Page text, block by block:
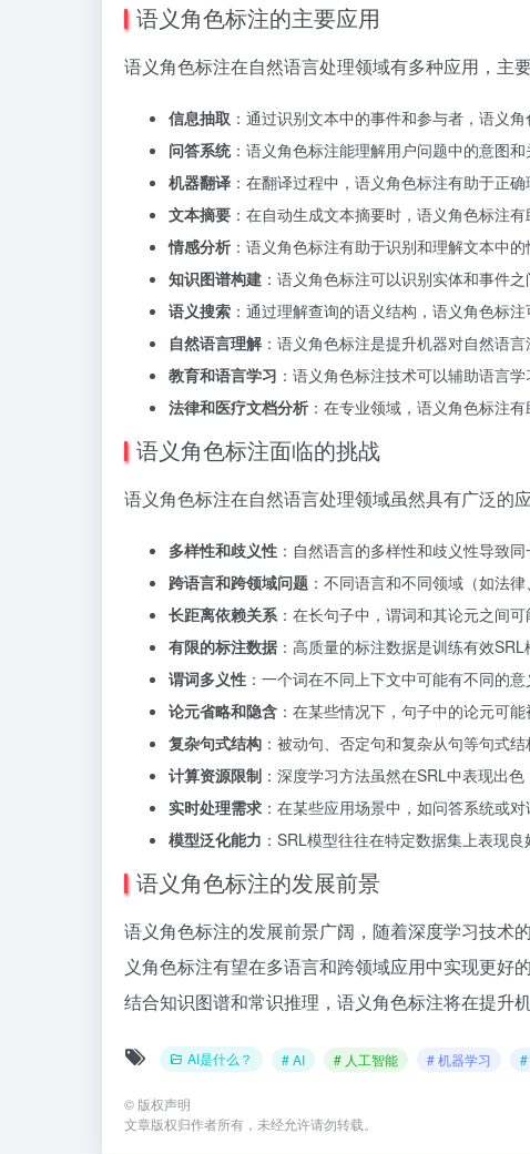
语义角色标注的主要应用
语义角色标注在自然语言处理领域有多种应用，主
信息抽取 ：通过识别文本中的事件和参与者，语义
问答系统：语义角色标注能理解用户问题中的意图和
机器翻译 ：在翻译过程中，语义角色标注有助于正
文本摘要 ：在自动生成文本摘要时，语义角色标注
情感分析 ：语义角色标注有助于识别和理解文本中
知识图谱构建 ：语义角色标注可以识别实体和事件
语义搜索 ：通过理解查询的语义结构，语义角色标
自然语言理解：语义角色标注是提升机器对自然语
教育和语言学习 ：语义角色标注技术可以辅助语言学
法律和医疗文档分析 ：在专业领域，语义角色标注
语义角色标注面临的挑战
语义角色标注在自然语言处理领域虽然具有广泛的
多样性和歧义性 ：自然语言的多样性和歧义性导致
跨语言和跨领域问题 ：不同语言和不同领域（如法
长距离依赖关系：在长句子中，谓词和其论元之间
有限的标注数据 ：高质量的标注数据是训练有效
谓词多义性 ：一个词在不同上下文中可能有不同的
论元省略和隐含 ：在某些情况下，句子中的论元可
复杂句式结构 ：被动句、否定句和复杂从句等句式结
计算资源限制 ：深度学习方法虽然在SRL中表现出
实时处理需求 ：在某些应用场景中，如问答系统或
模型泛化能力 ：SRL模型往往在特定数据集上表现
语义角色标注的发展前景
语义角色标注的发展前景广阔，随着深度学习技术
义角色标注有望在多语言和跨领域应用中实现更好
结合知识图谱和常识推理，语义角色标注将在提升
AI是什么？ # AI # 人工智能 # 机器学习
© 版权声明
文章版权归作者所有，未经允许请勿转载。